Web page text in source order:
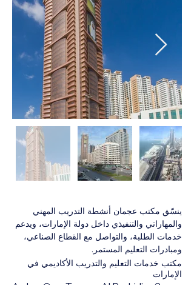
ينسّق مكتب عجمان أنشطة التدريب المهني
والمهاراتي والتنفيذي داخل دولة الإمارات، ويدعم
خدمات الطلبة، والتواصل مع القطاع الصناعي،
ومبادرات التعليم المستمر.
مكتب خدمات التعليم والتدريب الأكاديمي في
الإمارات